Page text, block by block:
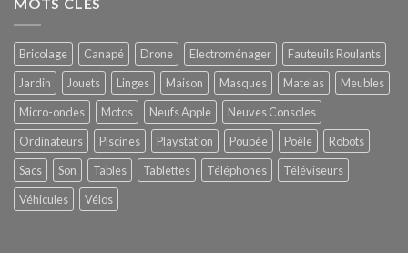
Bricolage Canapé Drone Electroménager
Fauteuils Roulants
Jardin
Jouets Linges Maison Masques Matelas
Meubles
Micro-ondes
Motos Neufs Apple
Neuves Consoles
Ordinateurs
Piscines Playstation Poupée Poêle
Robots
Sacs
Son Tables Tablettes Téléphones
Téléviseurs
Véhicules
Vélos